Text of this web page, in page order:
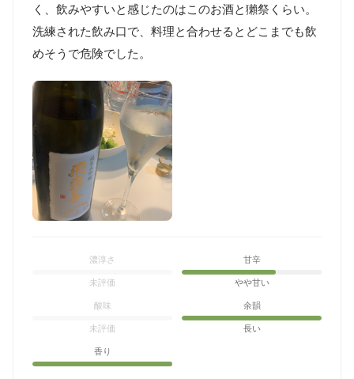
く、飲みやすいと感じたのはこのお酒と獺祭くらい。
洗練された飲み口で、料理と合わせるとどこまでも飲
めそうで危険でした。
濃淳さ
未評価
甘辛
やや甘い
酸味
未評価
余韻
長い
香り